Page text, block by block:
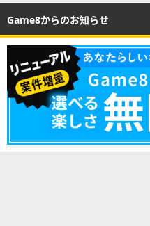
Game8からのお知らせ